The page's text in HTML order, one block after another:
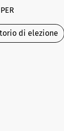
di elezione